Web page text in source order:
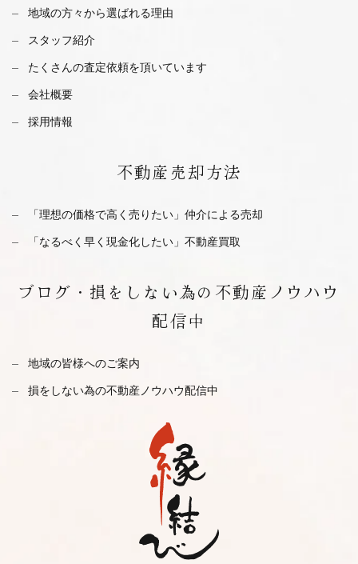
地域の方々から選ばれる理由
スタッフ紹介
たくさんの査定依頼を頂いています
会社概要
採用情報
不動産 売却方法
「理想の価格で高く売りたい」仲介による売却
「なるべく早く現金化したい」不動産買取
ブログ・ 損をしない為の不動産ノウハウ
配信中
地域の皆様へのご案内
損をしない為の不動産ノウハウ配信中